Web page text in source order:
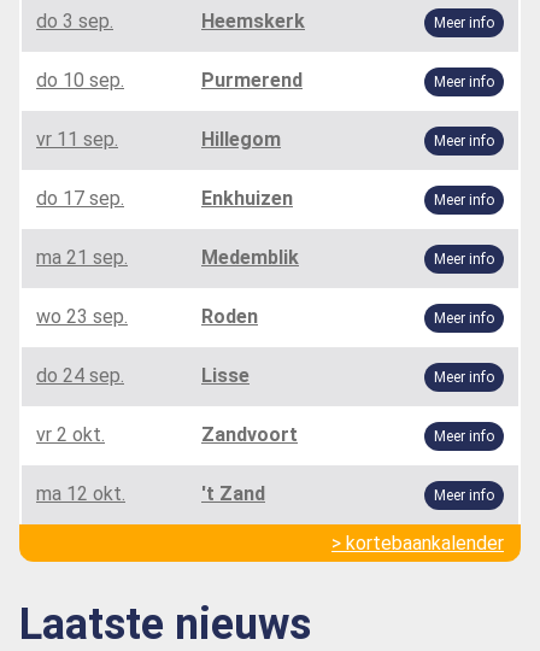
do 3 sep. Heemskerk Meer info
do 10 sep. Purmerend Meer info
vr 11 sep. Hillegom Meer info
do 17 sep. Enkhuizen Meer info
ma 21 sep. Medemblik Meer info
wo 23 sep. Roden Meer info
do 24 sep. Lisse Meer info
vr 2 okt. Zandvoort Meer info
ma 12 okt. 't Zand Meer info
> kortebaankalender
Laatste nieuws